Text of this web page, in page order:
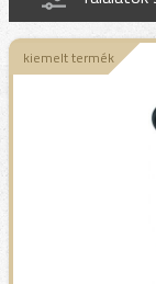
kiemelt termék